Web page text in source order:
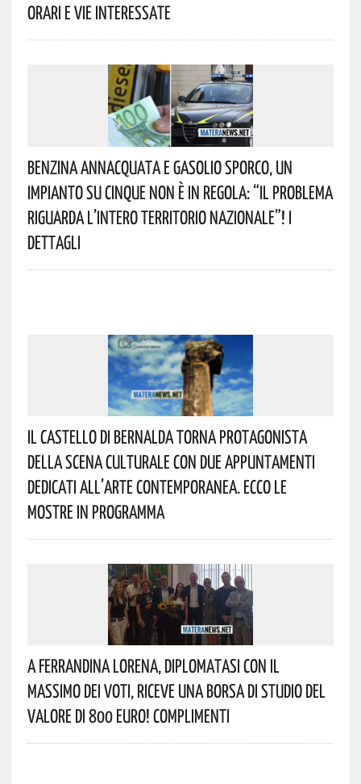
Orari E Vie Interessate
Benzina Annacquata E Gasolio Sporco, Un
Impianto Su Cinque Non È In Regola: “il Problema
Riguarda L’intero Territorio Nazionale”! I
Dettagli
Il Castello Di Bernalda Torna Protagonista
Della Scena Culturale Con Due Appuntamenti
Dedicati All’arte Contemporanea. Ecco Le
Mostre In Programma
A Ferrandina Lorena, Diplomatasi Con Il
Massimo Dei Voti, Riceve Una Borsa Di Studio Del
Valore Di 800 Euro! Complimenti